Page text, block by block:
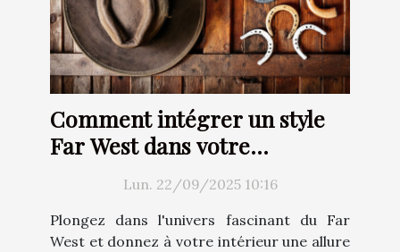
Comment intégrer un style
Far West dans votre
décoration intérieure ?
Lun. 22/09/2025 10:16
Plongez dans l'univers fascinant du Far
West et donnez à votre intérieur une allure